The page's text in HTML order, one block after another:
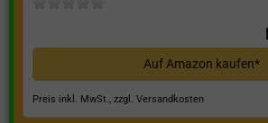
Auf Amazon kaufen*
Preis inkl. MwSt., zzgl. Versandkosten